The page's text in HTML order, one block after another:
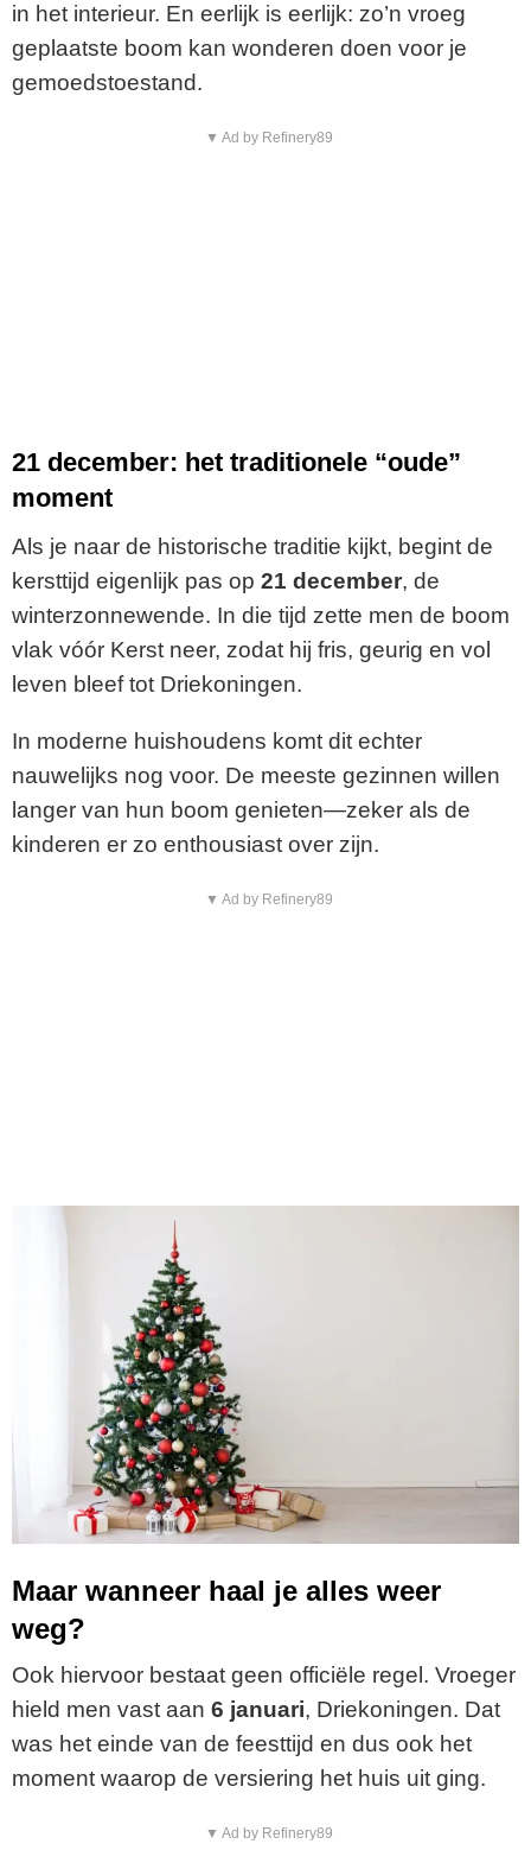
in het interieur. En eerlijk is eerlijk: zo’n vroeg
geplaatste boom kan wonderen doen voor je
gemoedstoestand.
▼ Ad by Refinery89
21 december: het traditionele “oude”
moment
Als je naar de historische traditie kijkt, begint de
kersttijd eigenlijk pas op 21 december, de
winterzonnewende. In die tijd zette men de boom
vlak vóór Kerst neer, zodat hij fris, geurig en vol
leven bleef tot Driekoningen.
In moderne huishoudens komt dit echter
nauwelijks nog voor. De meeste gezinnen willen
langer van hun boom genieten—zeker als de
kinderen er zo enthousiast over zijn.
▼ Ad by Refinery89
Maar wanneer haal je alles weer
weg?
Ook hiervoor bestaat geen officiële regel. Vroeger
hield men vast aan 6 januari, Driekoningen. Dat
was het einde van de feesttijd en dus ook het
moment waarop de versiering het huis uit ging.
▼ Ad by Refinery89